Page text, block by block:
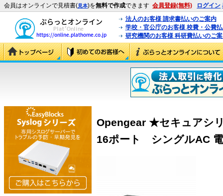
会員はオンラインで見積書(見本)を無料で作成できます 会員登録(無料) ログイン
法人のお客様 請求書払いのご案内
学校・官公庁のお客様 校費・公費
研究機関のお客様 科研費払いのご
Opengear ★セキュアシ
16ポート シングルAC